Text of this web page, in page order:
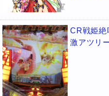
CR戦姫絶
激アツリ